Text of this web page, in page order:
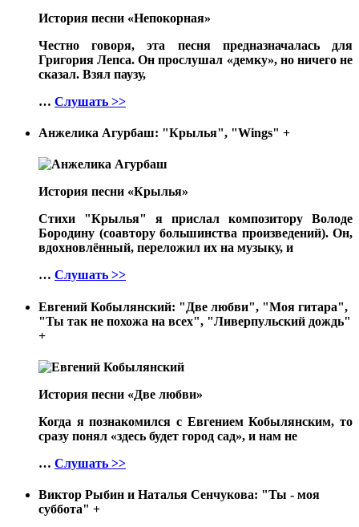
История песни «Непокорная»
Честно говоря, эта песня предназначалась для
Григория Лепса. Он прослушал «демку», но ничего не
сказал. Взял паузу,
… Слушать >>
Анжелика Агурбаш: "Крылья", "Wings" +
История песни «Крылья»
Стихи "Крылья" я прислал композитору Володе
Бородину (соавтору большинства произведений). Он,
вдохновлённый, переложил их на музыку, и
… Слушать >>
Евгений Кобылянский: "Две любви", "Моя гитара",
"Ты так не похожа на всех", "Ливерпульский дождь"
+
История песни «Две любви»
Когда я познакомился с Евгением Кобылянским, то
сразу понял «здесь будет город сад», и нам не
… Слушать >>
Виктор Рыбин и Наталья Сенчукова: "Ты - моя
суббота" +